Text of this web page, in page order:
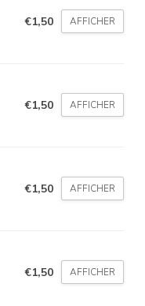
€1,50 AFFICHER
€1,50 AFFICHER
€1,50 AFFICHER
€1,50 AFFICHER